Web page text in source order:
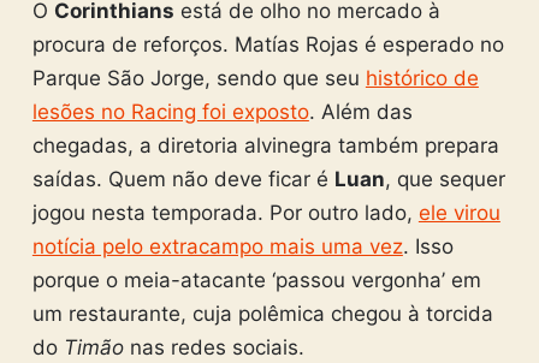
O Corinthians está de olho no mercado à
procura de reforços. Matías Rojas é esperado no
Parque São Jorge, sendo que seu histórico de
lesões no Racing foi exposto. Além das
chegadas, a diretoria alvinegra também prepara
saídas. Quem não deve ficar é Luan, que sequer
jogou nesta temporada. Por outro lado, ele virou
notícia pelo extracampo mais uma vez. Isso
porque o meia-atacante ‘passou vergonha’ em
um restaurante, cuja polêmica chegou à torcida
do Timãonas redes sociais.